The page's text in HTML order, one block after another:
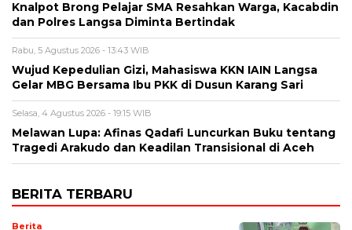
Knalpot Brong Pelajar SMA Resahkan Warga, Kacabdin
dan Polres Langsa Diminta Bertindak
Rabu, 5 Agustus 2026 - 13:43 WIB
Wujud Kepedulian Gizi, Mahasiswa KKN IAIN Langsa
Gelar MBG Bersama Ibu PKK di Dusun Karang Sari
Selasa, 4 Agustus 2026 - 19:15 WIB
Melawan Lupa: Afinas Qadafi Luncurkan Buku tentang
Tragedi Arakudo dan Keadilan Transisional di Aceh
BERITA TERBARU
Berita